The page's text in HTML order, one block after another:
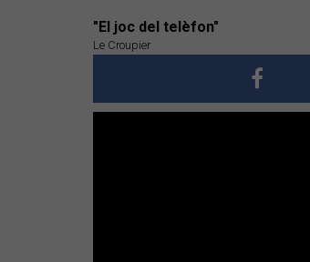
"El joc del telèfon"
Le Croupier